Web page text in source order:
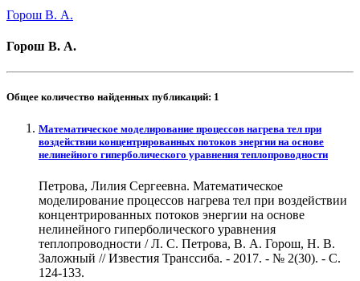
Горош В. А.
Горош В. А.
Общее количество найденных публикаций: 1
Математическое моделирование процессов нагрева тел при
воздействии концентрированных потоков энергии на основе
нелинейного гиперболического уравнения теплопроводности
Петрова, Лилия Сергеевна. Математическое
моделирование процессов нагрева тел при воздействии
концентрированных потоков энергии на основе
нелинейного гиперболического уравнения
теплопроводности / Л. С. Петрова, В. А. Горош, Н. В.
Заложный // Известия Транссиба. - 2017. - № 2(30). - С.
124-133.